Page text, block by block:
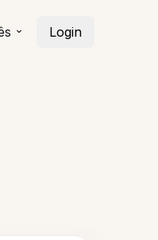
Login